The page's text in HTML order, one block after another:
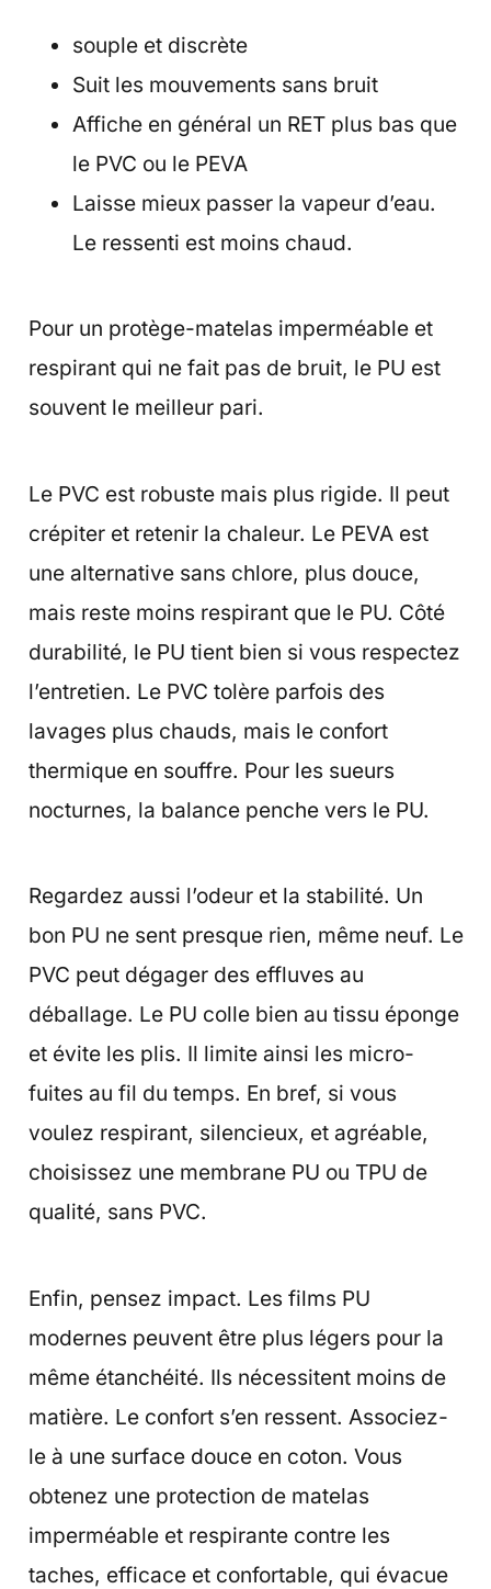
souple et discrète
Suit les mouvements sans bruit
Affiche en général un RET plus bas que
le PVC ou le PEVA
Laisse mieux passer la vapeur d’eau.
Le ressenti est moins chaud.
Pour un protège-matelas imperméable et
respirant qui ne fait pas de bruit, le PU est
souvent le meilleur pari.
Le PVC est robuste mais plus rigide. Il peut
crépiter et retenir la chaleur. Le PEVA est
une alternative sans chlore, plus douce,
mais reste moins respirant que le PU. Côté
durabilité, le PU tient bien si vous respectez
l’entretien. Le PVC tolère parfois des
lavages plus chauds, mais le confort
thermique en souffre. Pour les sueurs
nocturnes, la balance penche vers le PU.
Regardez aussi l’odeur et la stabilité. Un
bon PU ne sent presque rien, même neuf. Le
PVC peut dégager des effluves au
déballage. Le PU colle bien au tissu éponge
et évite les plis. Il limite ainsi les micro-
fuites au fil du temps. En bref, si vous
voulez respirant, silencieux, et agréable,
choisissez une membrane PU ou TPU de
qualité, sans PVC.
Enfin, pensez impact. Les films PU
modernes peuvent être plus légers pour la
même étanchéité. Ils nécessitent moins de
matière. Le confort s’en ressent. Associez-
le à une surface douce en coton. Vous
obtenez une protection de matelas
imperméable et respirante contre les
taches, efficace et confortable, qui évacue